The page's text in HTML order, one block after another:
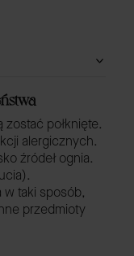
zostać połknięte.
alergicznych.
źródeł ognia.
taki sposób,
przedmioty